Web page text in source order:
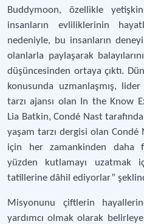
Buddymoon, özellikle
insanların evliliklerinin
nedeniyle, bu insanların
olanlarla paylaşarak
düşüncesinden ortaya çıktı.
konusunda uzmanlaşmış,
tarzı ajansı olan In the Know
Lia Batkin, Condé Nast
yaşam tarzı dergisi olan Condé
için her zamankinden daha
yüzden kutlamayı uzatmak
tatillerine dâhil ediyorlar”
Misyonunu çiftlerin
yardımcı olmak olarak